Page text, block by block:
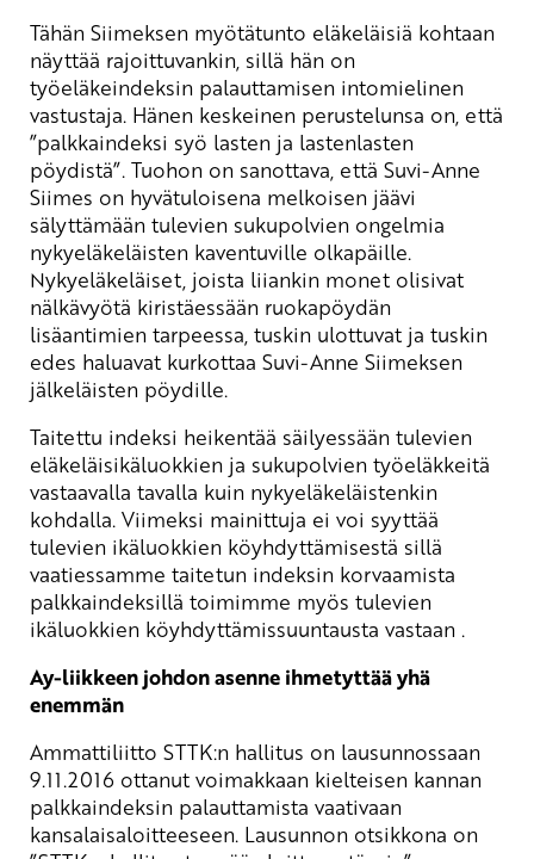
Tähän Siimeksen myötätunto eläkeläisiä kohtaan
näyttää rajoittuvankin, sillä hän on
työeläkeindeksin palauttamisen intomielinen
vastustaja. Hänen keskeinen perustelunsa on, että
”palkkaindeksi syö lasten ja lastenlasten
pöydistä”. Tuohon on sanottava, että Suvi-Anne
Siimes on hyvätuloisena melkoisen jäävi
sälyttämään tulevien sukupolvien ongelmia
nykyeläkeläisten kaventuville olkapäille.
Nykyeläkeläiset, joista liiankin monet olisivat
nälkävyötä kiristäessään ruokapöydän
lisäantimien tarpeessa, tuskin ulottuvat ja tuskin
edes haluavat kurkottaa Suvi-Anne Siimeksen
jälkeläisten pöydille.
Taitettu indeksi heikentää säilyessään tulevien
eläkeläisikäluokkien ja sukupolvien työeläkkeitä
vastaavalla tavalla kuin nykyeläkeläistenkin
kohdalla. Viimeksi mainittuja ei voi syyttää
tulevien ikäluokkien köyhdyttämisestä sillä
vaatiessamme taitetun indeksin korvaamista
palkkaindeksillä toimimme myös tulevien
ikäluokkien köyhdyttämissuuntausta vastaan .
Ay-liikkeen johdon asenne ihmetyttää yhä
enemmän
Ammattiliitto STTK:n hallitus on lausunnossaan
9.11.2016 ottanut voimakkaan kielteisen kannan
palkkaindeksin palauttamista vaativaan
kansalaisaloitteeseen. Lausunnon otsikkona on